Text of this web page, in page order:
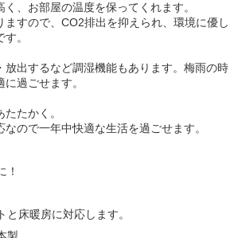
、お部屋の温度を保ってくれます。
ますので、CO2排出を抑えられ、環境に優し
。
放出するなど調湿機能もあります。梅雨の時
過ごせます。
たかく。
ので一年中快適な生活を過ごせます。